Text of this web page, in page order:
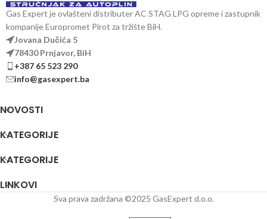
Gas Expert je ovlašteni distributer AC STAG LPG opreme i zastupnik
kompanije Europromet Pirot za tržište BiH.
Jovana Dučića 5
78430 Prnjavor, BiH
+387 65 523 290
info@gasexpert.ba
NOVOSTI
KATEGORIJE
KATEGORIJE
LINKOVI
Sva prava zadržana ©2025 GasExpert d.o.o.